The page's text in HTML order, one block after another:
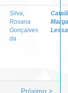
Silva,
Rosana
Gonçalves
da
Lessa
Próximo >